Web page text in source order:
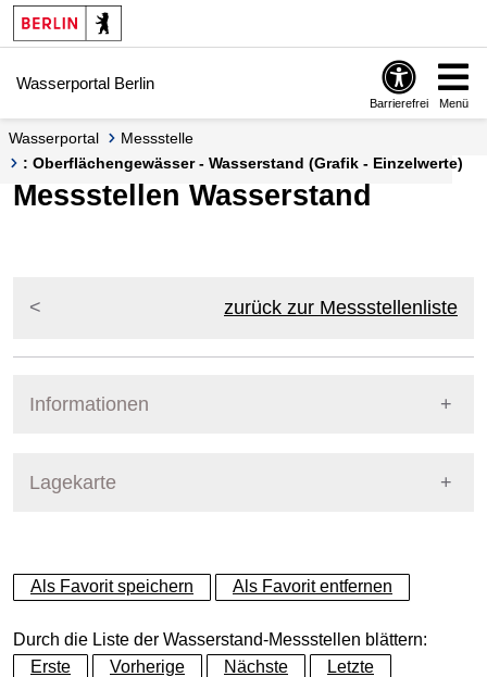
Springe zur Navigation
Springe zum Inhalt
Wasserportal Berlin
Barrierefrei Menü
Wasserportal
Messstelle
: Oberflächengewässer - Wasserstand (Grafik - Einzelwerte)
Messstellen Wasserstand
zurück zur Messstellenliste
Informationen
Lagekarte
+
−
Als Favorit speichern Als Favorit entfernen
Durch die Liste der Wasserstand-Messstellen blättern:
Erste
Vorherige Nächste Letzte